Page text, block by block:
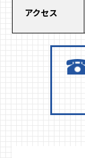
アクセス